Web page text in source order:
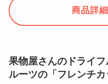
商品詳
果物屋さんのドライ
ルーツの「フレンチカ